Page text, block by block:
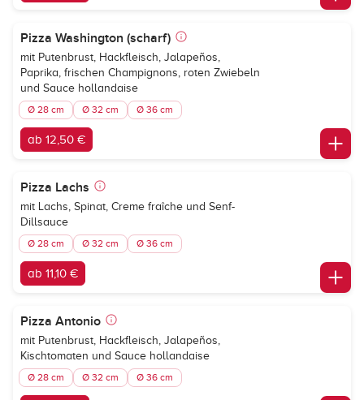
Pizza Washington (scharf)
mit Putenbrust, Hackfleisch, Jalapeños,
Paprika, frischen Champignons, roten Zwiebeln
und Sauce hollandaise
Ø 28 cm Ø 32 cm Ø 36 cm
ab 12,50 €
Pizza Lachs
mit Lachs, Spinat, Creme fraîche und Senf-
Dillsauce
Ø 28 cm Ø 32 cm Ø 36 cm
ab 11,10 €
Pizza Antonio
mit Putenbrust, Hackfleisch, Jalapeños,
Kischtomaten und Sauce hollandaise
Ø 28 cm Ø 32 cm Ø 36 cm